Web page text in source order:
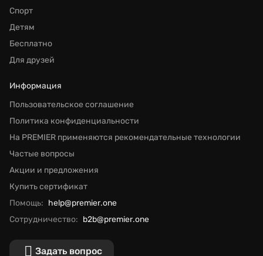
Спорт
Детям
Бесплатно
Для друзей
Информация
Пользовательское соглашение
Политика конфиденциальности
На PREMIER применяются рекомендательные технологии
Частые вопросы
Акции и предложения
Купить сертификат
Помощь: help@premier.one
Сотрудничество: b2b@premier.one
Задать вопрос